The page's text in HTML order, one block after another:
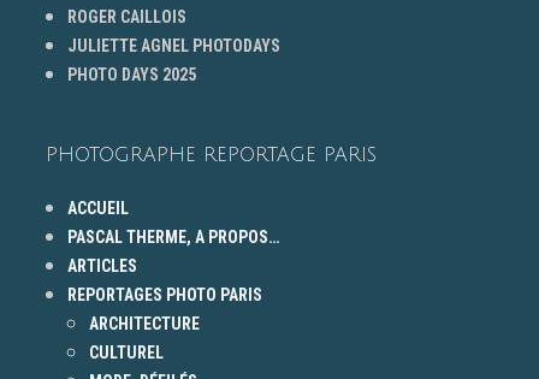
ROGER CAILLOIS
JULIETTE AGNEL PHOTODAYS
PHOTO DAYS 2025
PHOTOGRAPHE REPORTAGE PARIS
ACCUEIL
PASCAL THERME, A PROPOS…
ARTICLES
REPORTAGES PHOTO PARIS
ARCHITECTURE
CULTUREL